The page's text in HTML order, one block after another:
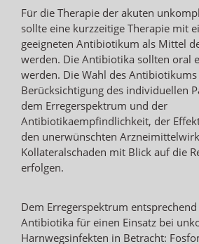
Für die Therapie der akuten
sollte eine kurzzeitige Therapie mit
geeigneten Antibiotikum als Mittel
werden. Die Antibiotika sollten oral
werden. Die Wahl des
Berücksichtigung des individuellen
dem Erregerspektrum und der
Antibiotikaempfindlichkeit, der
den unerwünschten
Kollateralschaden mit Blick auf die
erfolgen.
Dem Erregerspektrum
Antibiotika für einen Einsatz bei
Harnwegsinfekten in Betracht: